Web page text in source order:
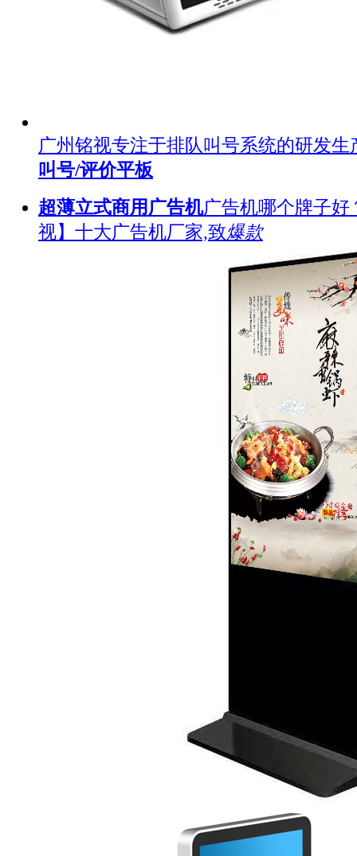
广州铭视专注于排队叫号系统的研发
叫号/评价平板
超薄立式商用广告机广告机哪个牌子好
视】十大广告机厂家,致爆款